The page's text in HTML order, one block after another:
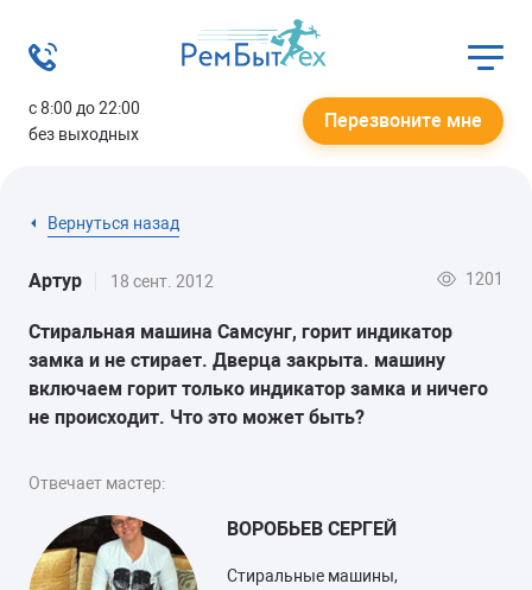
с 8:00 до 22:00
без выходных
Перезвоните мне
Вернуться назад
Артур 18 сент. 2012 1201
Стиральная машина Самсунг, горит индикатор
замка и не стирает. Дверца закрыта. машину
включаем горит только индикатор замка и ничего
не происходит. Что это может быть?
Отвечает мастер:
ВОРОБЬЕВ СЕРГЕЙ
Стиральные машины,